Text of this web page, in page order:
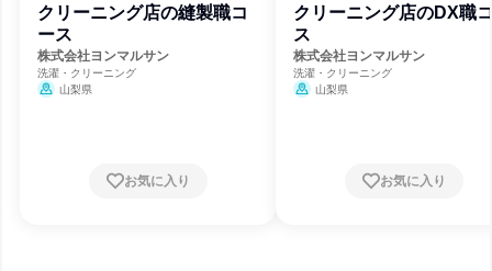
クリーニング店の縫製職コ
ース
株式会社ヨンマルサン
洗濯・クリーニング
山梨県
お気に入り
クリーニング店のDX職
ス
株式会社ヨンマルサン
洗濯・クリーニング
山梨県
お気に入り